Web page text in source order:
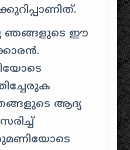
ഞങ്ങളുടെ ഈ
ആദ്യ